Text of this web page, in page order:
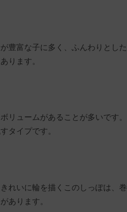
豊富な子に多く、ふんわりとした
ります。
リュームがあることが多いです。
タイプです。
れいに輪を描くこのしっぽは、巻
あります。